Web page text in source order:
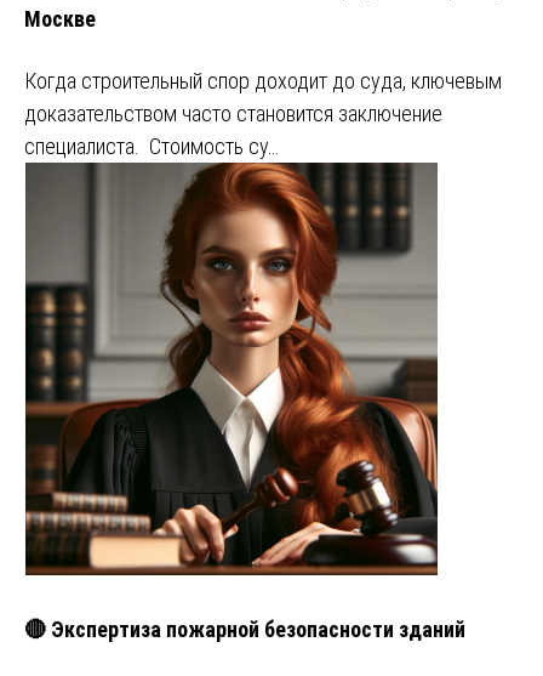
Москве
Когда строительный спор доходит до суда, ключевым
доказательством часто становится заключение
специалиста. Стоимость су…
🔴 Экспертиза пожарной безопасности зданий